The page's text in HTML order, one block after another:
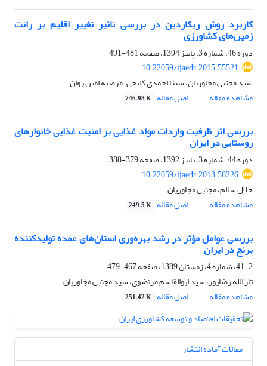
کاربرد روش ریکاردین در بررسی تاثیر تغییر اقلیم بر رانت
زمین‌‌های کشاورزی
دوره 46، شماره 3، پاییز 1394، صفحه
481-491
10.22059/ijaedr.2015.55521
سید مجتبی مجاوریان، سینا احمدی کلیجی، مرضیه امین روان
مشاهده مقاله
اصل مقاله 746.98 K
بررسی اثر ظرفیت واردات مواد غذایی بر امنیت غذایی خانوارهای
روستایی در ایران
دوره 44، شماره 3، پاییز 1392، صفحه
379-388
10.22059/ijaedr.2013.50226
جلال سالم، مجتبی مجاوریان
مشاهده مقاله
اصل مقاله 249.5 K
بررسی عوامل مؤثر در رشد بهره‌وری استان‌های عمده تولیدکننده
برنج در ایران
41-2، شماره 4، زمستان 1389، صفحه
467-479
ثار الله رضاپور، سید ابوالقاسم مرتضوی، سید مجتبی مجاوریان
مشاهده مقاله
اصل مقاله 251.42 K
مقالات آماده انتشار